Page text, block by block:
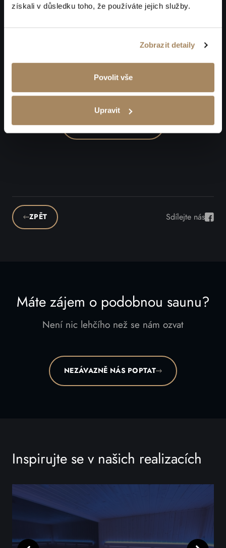
získali v důsledku toho, že používáte jejich služby.
Zobrazit detaily
Povolit vše
Upravit
Máte zájem o podobnou saunu?
CHCI KONZULTACI
ZPĚT Sdílejte násSdílet
Máte zájem o podobnou saunu?
Není nic lehčího než se nám ozvat
NEZÁVAZNĚ NÁS POPTAT
Inspirujte se v našich realizacích